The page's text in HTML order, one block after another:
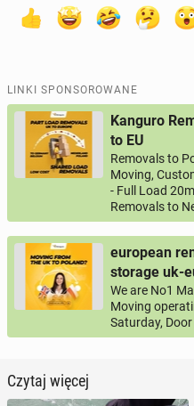
LINKI SPONSOROWANE
Kanguro
to EU
Removals to
Moving,
- Full Load
Removals to
european
storage uk-
We are No1
Moving
Saturday,
Czytaj więcej